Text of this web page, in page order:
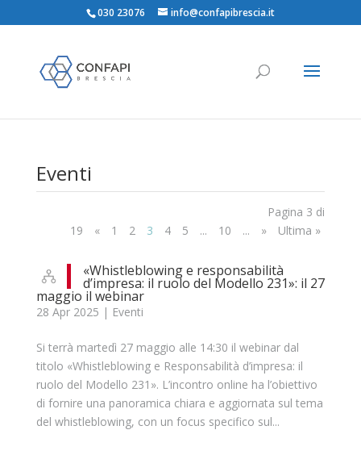
030 23076 info@confapibrescia.it
Eventi
Pagina 3 di
19
« 1 2 3 4 5 ... 10 ... » Ultima »
«Whistleblowing e responsabilità
d’impresa: il ruolo del Modello 231»: il 27
maggio il webinar
28 Apr 2025 | Eventi
Si terrà martedì 27 maggio alle 14:30 il webinar dal
titolo «Whistleblowing e Responsabilità d’impresa: il
ruolo del Modello 231». L’incontro online ha l’obiettivo
di fornire una panoramica chiara e aggiornata sul tema
del whistleblowing, con un focus specifico sul...